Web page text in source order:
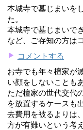
本城寺で墓じまいを
た。
本城寺で墓じまいで
など、ご存知の方は
コメントする
お寺でも年々檀家が
い顔をしないことも
ただ檀家の世代交代
を放置するケースも
去費用を被るよりは
方が有難いという考